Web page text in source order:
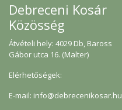
Debreceni Kosár
Közösség
Átvételi hely: 4029 Db, Baross
Gábor utca 16. (Malter)
Elérhetőségek:
E-mail: info@debrecenikosar.hu